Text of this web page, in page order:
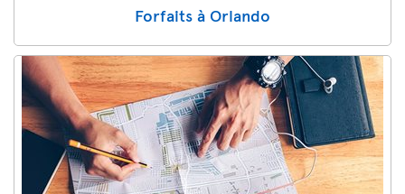
Forfaits à Orlando